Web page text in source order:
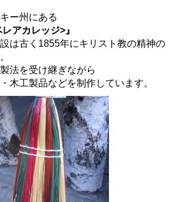
ー州にある
アカレッジ>』
は古く1855年にキリスト教の精神の
法を受け継ぎながら
木工製品などを制作しています。